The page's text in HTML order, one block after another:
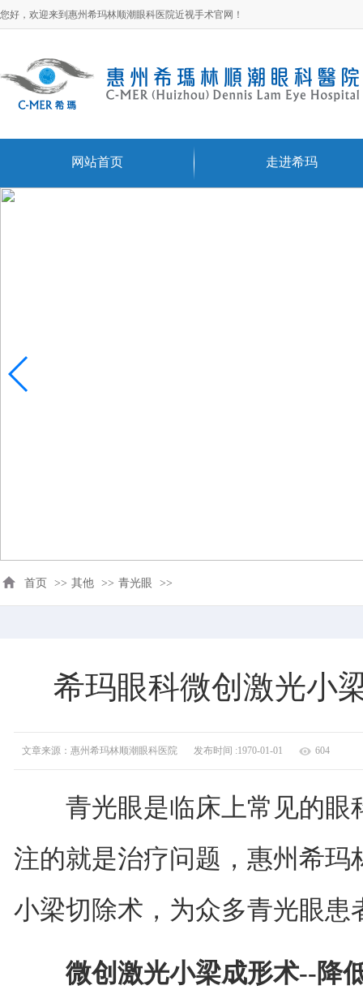
您好，欢迎来到惠州希玛林顺潮眼科医院近视手术官网！
网站首页 走进希玛
首页 >> 其他 >> 青光眼 >>
希玛眼科微创激光小
文章来源：惠州希玛林顺潮眼科医院 发布时间 :1970-01-01 604
青光眼是临床上常见的眼
注的就是治疗问题，惠州希
小梁切除术，为众多青光眼患
微创激光小梁成形术--降